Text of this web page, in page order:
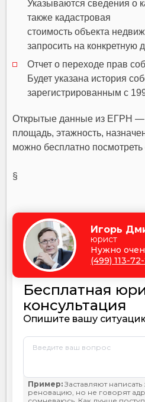
Указываются сведения о
также кадастровая
стоимость объекта
запросить на конкретную
Отчет о переходе прав
Будет указана история
зарегистрированным с
Открытые данные из ЕГРН —
площадь, этажность,
можно бесплатно посмотреть
§